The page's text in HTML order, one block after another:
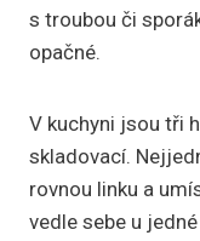
s troubou či
opačné.
V kuchyni jsou tři
skladovací.
rovnou linku a
vedle sebe u